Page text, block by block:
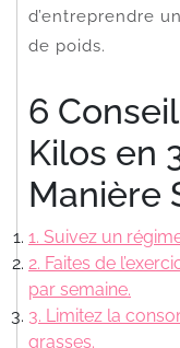
d’entreprendre
de poids.
6
Kilos en
Manière
1. Suivez un
2. Faites de
par semaine.
3. Limitez la
grasses.